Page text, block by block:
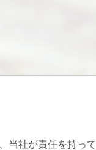
当社が責任を持って